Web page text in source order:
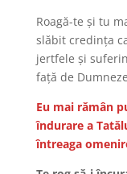
Roagă-te şi tu
slăbit credinţa
jertfele şi
faţă de
Eu mai rămân
îndurare a
întreaga